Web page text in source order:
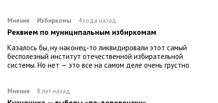
Мнение Избиркомы 4 года назад
Реквием по муниципальным избиркомам
Казалось бы, ну наконец-то ликвидировали этот самый
бесполезный институт отечественной избирательной
системы. Но нет — это все на самом деле очень грустно
Мнение 8 лет назад